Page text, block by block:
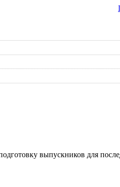
выпускников для